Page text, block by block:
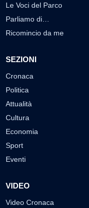
Le Voci del Parco
Parliamo di…
Ricomincio da me
SEZIONI
Cronaca
Politica
Attualità
Cultura
Economia
Sport
Eventi
VIDEO
Video Cronaca